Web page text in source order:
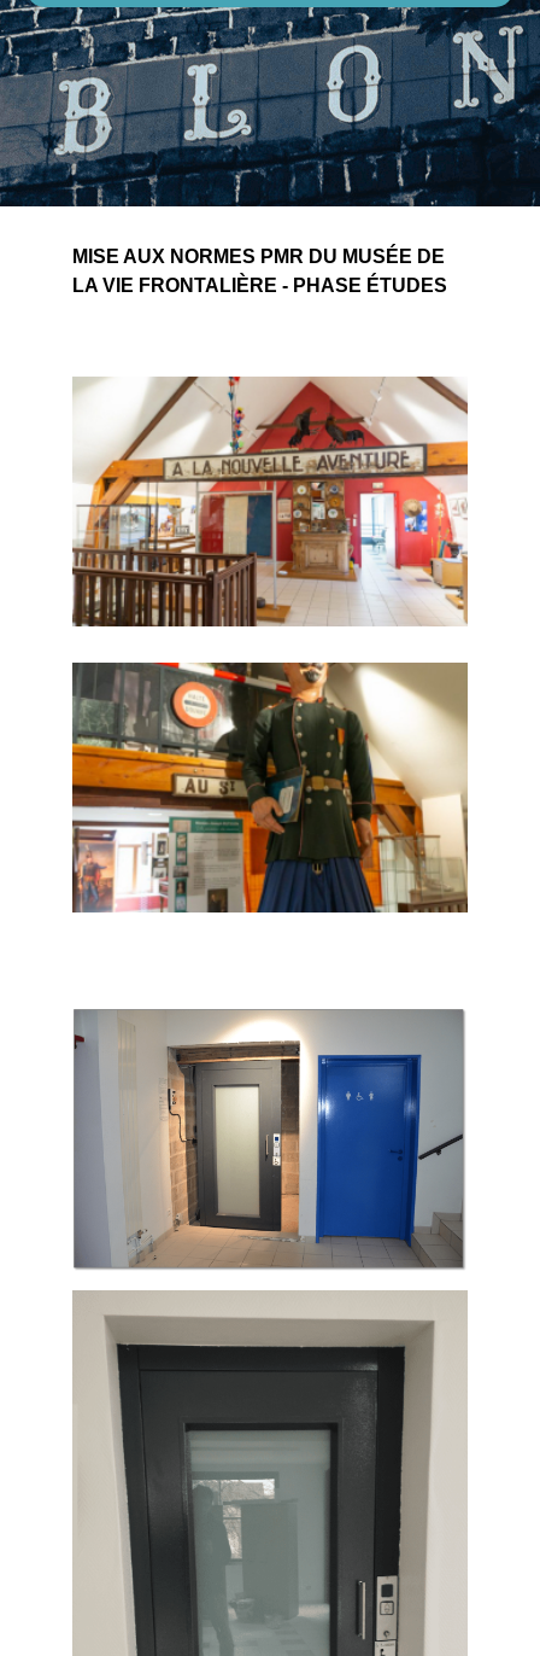
MISE AUX NORMES PMR DU MUSÉE DE
LA VIE FRONTALIÈRE - PHASE ÉTUDES